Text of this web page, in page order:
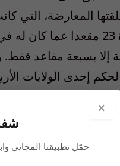
مقعدا مقابل 85 مقعدا للحزب الحاكم، أي
إلا بسبعة مقاعد
إحدى الولايات
بحكمها في
×
حمّل تطبيقنا المجاني